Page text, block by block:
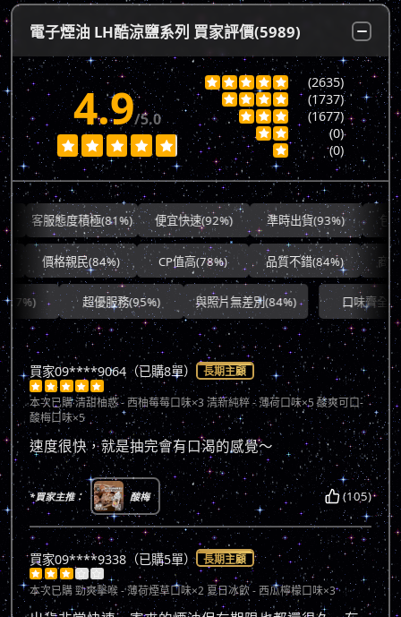
電子煙油 LH酷涼鹽系列 買家評價(5989)
4.9/5.0
    
     (2635)
    (1737)
   (1677)
  (0)
 (0)
客服態度積極(81%) 便宜快速(92%) 準時出貨(93%) 包裝良好
價格親民(84%) CP值高(78%) 品質不錯(84%) 商品滿
超優服務(95%) 與照片無差別(84%) 口味齊全(96%)
買家09****9064（已購8單） 長期主顧
    
本次已購清甜柚惑 - 西柚莓莓口味×3 清新純粹 - 薄荷口味×5 酸爽可口-
酸梅口味×5
速度很快，就是抽完會有口渴的感覺～
*買家主推： 酸梅 (105)
買家09****9338（已購5單） 長期主顧
    
本次已購勁爽擊喉 - 薄荷煙草口味×2 夏日冰飲 - 西瓜檸檬口味×3